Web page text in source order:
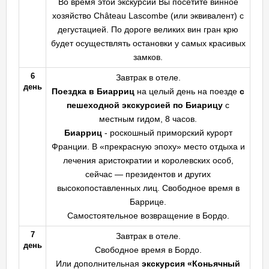
хозяйство Château Lascombe (или эквивалент) с
дегустацией. По дороге великих вин гран крю
будет осуществлять остановки у самых красивых
замков.
6
день
Завтрак в отеле.
Поездка в Биарриц на целый день на поезде с
пешеходной экскурсией по Биарицу с
местным гидом, 8 часов.
Биарриц- роскошный приморский курорт
Франции. В «прекрасную эпоху» место отдыха и
лечения аристократии и королевских особ,
сейчас — президентов и других
высокопоставленных лиц. Свободное время в
Баррице.
Самостоятельное возвращение в Бордо.
7
день
Завтрак в отеле.
Свободное время в Бордо.
Или дополнительная экскурсия «Коньячный